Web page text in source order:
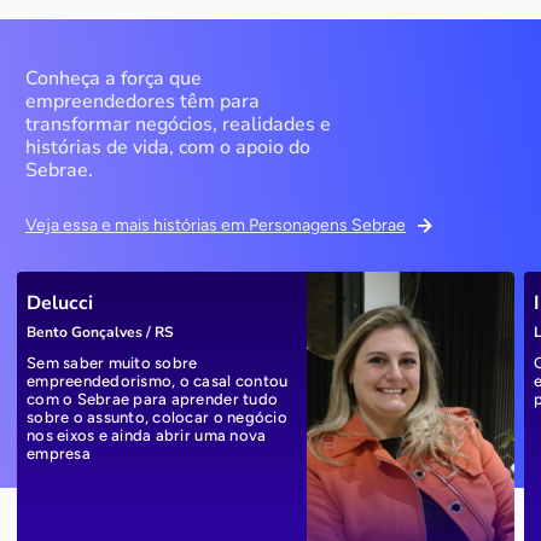
Conheça a força que
empreendedores têm para
transformar negócios, realidades e
histórias de vida, com o apoio do
Sebrae.
Veja essa e mais histórias em Personagens Sebrae
Delucci
Bento Gonçalves / RS
Sem saber muito sobre
empreendedorismo, o casal contou
com o Sebrae para aprender tudo
sobre o assunto, colocar o negócio
nos eixos e ainda abrir uma nova
empresa